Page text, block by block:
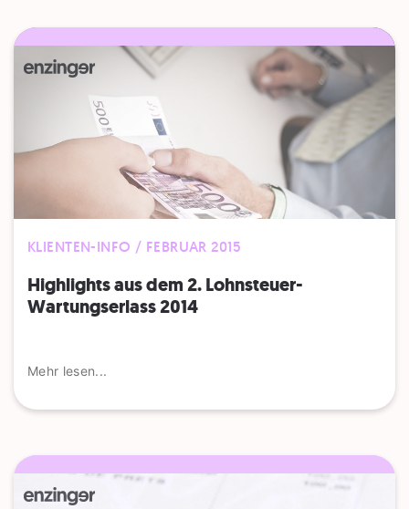
KLIENTEN-INFO / FEBRUAR 2015
Highlights aus dem 2. Lohnsteuer-
Wartungserlass 2014
Mehr lesen...